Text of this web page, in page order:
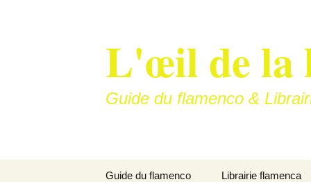
L'œil de la
Guide du flamenco &
Guide du flamenco Librairie flamenca